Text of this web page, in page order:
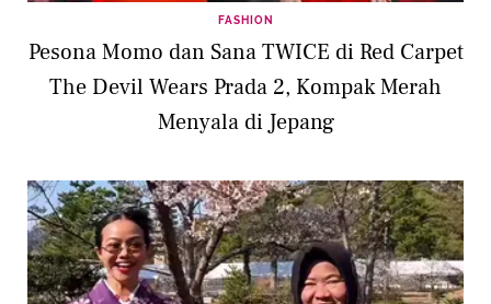
FASHION
Pesona Momo dan Sana TWICE di Red Carpet
The Devil Wears Prada 2, Kompak Merah
Menyala di Jepang